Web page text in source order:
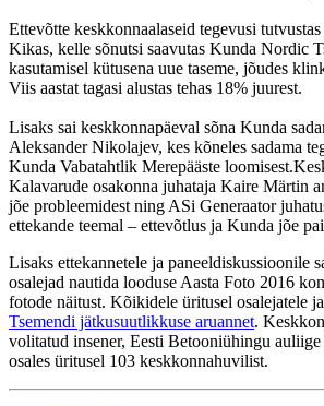
Ettevõtte keskkonnaalaseid tegevusi
Kikas, kelle sõnutsi saavutas Kunda Nordic
kasutamisel kütusena uue taseme, jõudes
Viis aastat tagasi alustas tehas 18% juurest.
Lisaks sai keskkonnapäeval sõna Kunda
Aleksander Nikolajev, kes kõneles sadama
Kunda Vabatahtlik Merepääste
Kalavarude osakonna juhataja Kaire Märtin
jõe probleemidest ning ASi Generaator
ettekande teemal – ettevõtlus ja Kunda jõe
Lisaks ettekannetele ja paneeldiskussioonile
osalejad nautida looduse Aasta Foto 2016
fotode näitust. Kõikidele üritusel osalejatele
Tsemendi jätkusuutlikkuse aruannet.
volitatud insener, Eesti Betooniühingu
osales üritusel 103 keskkonnahuvilist.